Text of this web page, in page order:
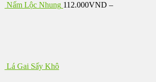
Nấm Lộc Nhung 112.000VND –
Lá Gai Sấy Khô